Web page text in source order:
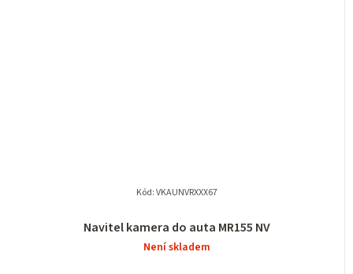
Navitel kamera do auta MR155 NV
Není skladem
Kód:VKAUNVRXXX67